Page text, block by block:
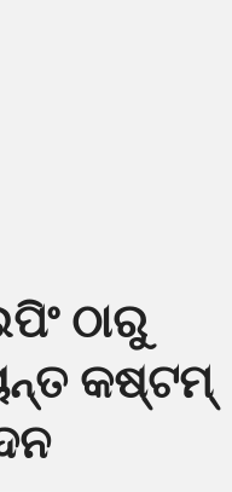
ଠାରୁ
କଷ୍ଟମ୍